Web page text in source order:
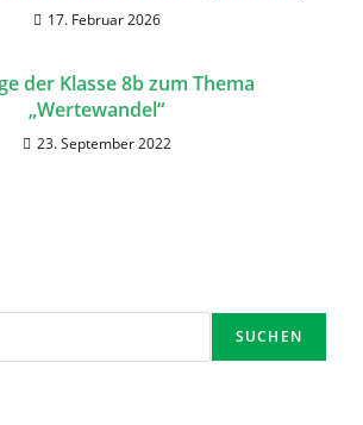
17. Februar 2026
der Klasse 8b zum Thema
„Wertewandel“
23. September 2022
SUCHEN